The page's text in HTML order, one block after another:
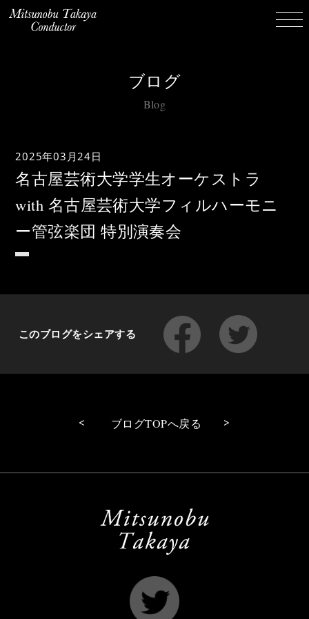
ブログ
Blog
2025年03月24日
名古屋芸術大学学生オーケストラ
with 名古屋芸術大学フィルハーモニ
ー管弦楽団 特別演奏会
このブログをシェアする
< ブログTOPへ戻る >